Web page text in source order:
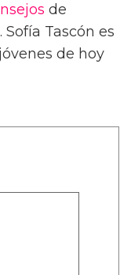
de
. Sofía Tascón es
de hoy